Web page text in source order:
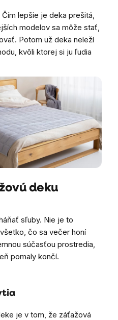
lepšie je deka prešitá,
modelov sa môže stať,
Potom už deka neleží
kvôli ktorej si ju ľudia
deku
sľuby. Nie je to
čo sa večer honí
súčasťou prostredia,
pomaly končí.
je v tom, že záťažová